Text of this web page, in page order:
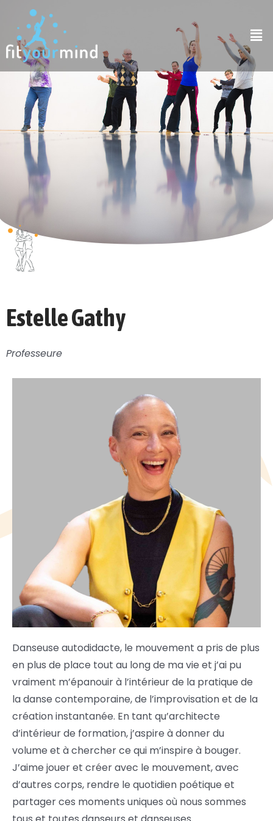
Estelle Gathy
Professeure
Danseuse autodidacte, le mouvement a pris de plus
en plus de place tout au long de ma vie et j’ai pu
vraiment m’épanouir à l’intérieur de la pratique de
la danse contemporaine, de l’improvisation et de la
création instantanée. En tant qu’architecte
d’intérieur de formation, j’aspire à donner du
volume et à chercher ce qui m’inspire à bouger.
J’aime jouer et créer avec le mouvement, avec
d’autres corps, rendre le quotidien poétique et
partager ces moments uniques où nous sommes